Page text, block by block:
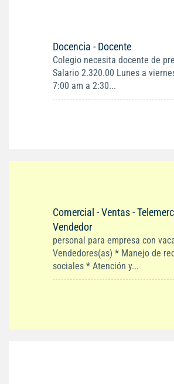
Docencia - Docente
Colegio necesita docente de
Salario 2.320.00 Lunes a
7:00 am a 2:30...
Comercial - Ventas -
Vendedor
personal para empresa con
Vendedores(as) * Manejo de
sociales * Atención y...